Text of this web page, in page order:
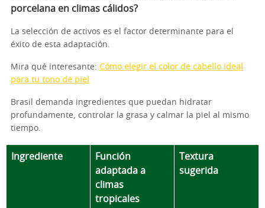
porcelana en climas cálidos?
La selección de activos es el factor determinante para el
éxito de esta adaptación.
Mira qué interesante: Cómo elegir el color de cabello ideal
para tu tono de piel
Brasil demanda ingredientes que puedan hidratar
profundamente, controlar la grasa y calmar la piel al mismo
tiempo.
Ingrediente
Función
adaptada a
climas
tropicales
Textura
sugerida